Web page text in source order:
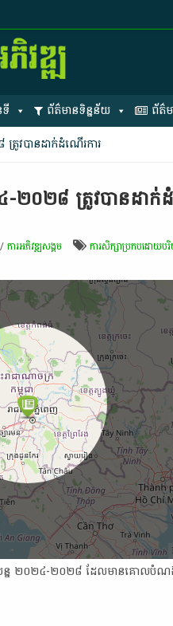
ព័ត៌មានទិន្នន័យ ព័ត៌
ត្រូវ​បាន​ដាក់​ដំណើរការ​
-២០២៨​ ត្រូវ​បាន​ដាក់​
/ការ​អភិវឌ្ឍ​សង្គម ការសិក្សាប្រកបដោយបរិ
បន្ន​ ២០២៤-២០២៨​ ដែល​មាន​គោលបំណ